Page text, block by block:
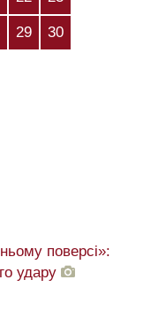
29 30
поверсі»:
удару